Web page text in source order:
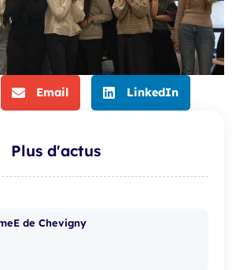
Email LinkedIn
Plus d'actus
de Chevigny